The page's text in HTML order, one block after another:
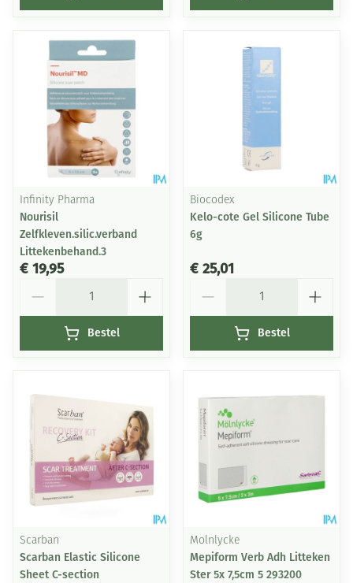
Infinity Pharma
Nourisil
Zelfkleven.silic.verband
Littekenbehand.3
€ 19,95
Bestel
Biocodex
Kelo-cote Gel Silicone Tube
6g
€ 25,01
Bestel
Scarban
Scarban Elastic Silicone
Sheet C-section
Molnlycke
Mepiform Verb Adh Litteken
Ster 5x 7,5cm 5 293200